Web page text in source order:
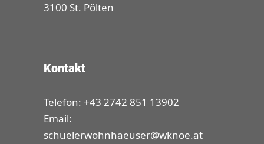
3100 St. Pölten
Kontakt
Telefon: +43 2742 851 13902
Email:
schuelerwohnhaeuser@wknoe.at